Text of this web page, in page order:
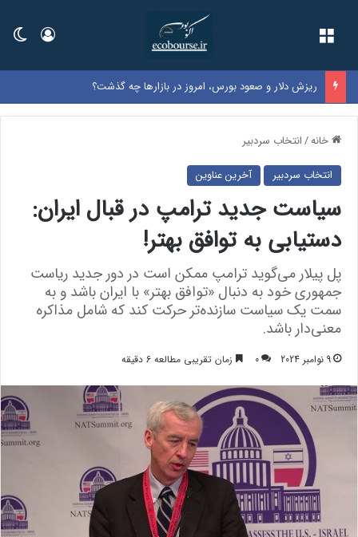
ورود
ریزش دلار و صعود بورس، امروز در بازارها چه گذشت؟
خانه/انتخاب سردبیر
انتخاب سردبیر آخرین عناوین
سیاست جدید ترامپ در قبال ایران:
دستیابی به توافق بهتر!
پل پیلار می‌گوید ترامپ ممکن است در دور جدید ریاست
جمهوری خود به دنبال «توافق بهتر» با ایران باشد و به
سمت یک سیاست سازنده‌تر حرکت کند که شامل مذاکره
معنی‌دار باشد.
9 نوامبر 2024 0 زمان تقریبی مطالعه 6 دقیقه